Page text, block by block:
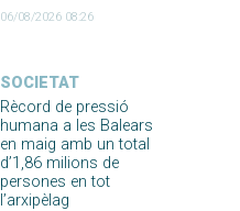
06/08/2026 08:26
SOCIETAT
Rècord de pressió
humana a les Balears
en maig amb un total
d’1,86 milions de
persones en tot
l’arxipèlag